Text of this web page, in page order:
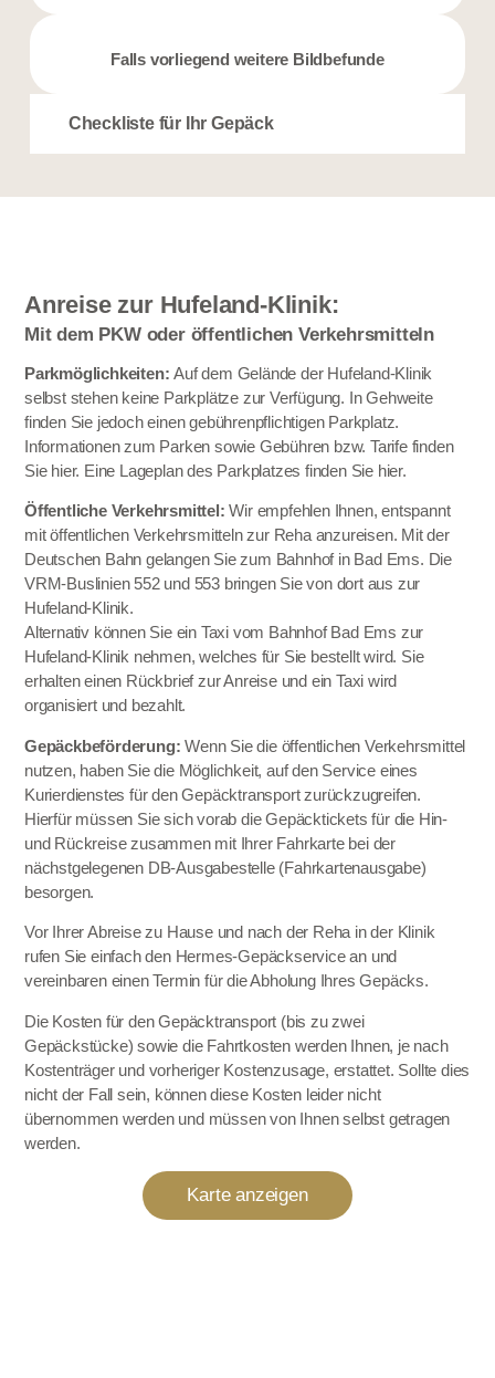
Checkliste für Ihr Gepäck
Falls vorliegend weitere Bildbefunde
Anreise zur Hufeland-Klinik:
Mit dem PKW oder öffentlichen Verkehrsmitteln
Parkmöglichkeiten:Auf dem Gelände der Hufeland-Klinik
selbst stehen keine Parkplätze zur Verfügung. In Gehweite
finden Sie jedoch einen gebührenpflichtigen Parkplatz.
Informationen zum Parken sowie Gebühren bzw. Tarife finden
Sie hier. Eine Lageplan des Parkplatzes finden Sie hier.
Öffentliche Verkehrsmittel:Wir empfehlen Ihnen, entspannt
mit öffentlichen Verkehrsmitteln zur Reha anzureisen. Mit der
Deutschen Bahn gelangen Sie zum Bahnhof in Bad Ems. Die
VRM-Buslinien 552 und 553 bringen Sie von dort aus zur
Hufeland-Klinik.
Alternativ können Sie ein Taxi vom Bahnhof Bad Ems zur
Hufeland-Klinik nehmen, welches für Sie bestellt wird. Sie
erhalten einen Rückbrief zur Anreise und ein Taxi wird
organisiert und bezahlt.
Gepäckbeförderung: Wenn Sie die öffentlichen Verkehrsmittel
nutzen, haben Sie die Möglichkeit, auf den Service eines
Kurierdienstes für den Gepäcktransport zurückzugreifen.
Hierfür müssen Sie sich vorab die Gepäcktickets für die Hin-
und Rückreise zusammen mit Ihrer Fahrkarte bei der
nächstgelegenen DB-Ausgabestelle (Fahrkartenausgabe)
besorgen.
Vor Ihrer Abreise zu Hause und nach der Reha in der Klinik
rufen Sie einfach den Hermes-Gepäckservice an und
vereinbaren einen Termin für die Abholung Ihres Gepäcks.
Die Kosten für den Gepäcktransport (bis zu zwei
Gepäckstücke) sowie die Fahrtkosten werden Ihnen, je nach
Kostenträger und vorheriger Kostenzusage, erstattet. Sollte dies
nicht der Fall sein, können diese Kosten leider nicht
übernommen werden und müssen von Ihnen selbst getragen
werden.
Karte anzeigen